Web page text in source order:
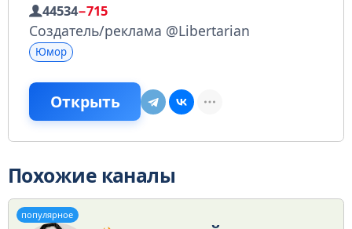
44534−715
Создатель/реклама @Libertarian
Юмор
Открыть
Похожие каналы
популярное